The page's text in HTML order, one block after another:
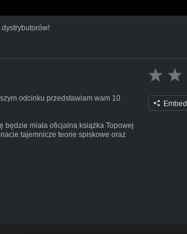
odcinku przedstawiam wam 10
miała oficjalna książka Topowej
tajemnicze teorie spiskowe oraz
dostępna będzie między innymi
Embed